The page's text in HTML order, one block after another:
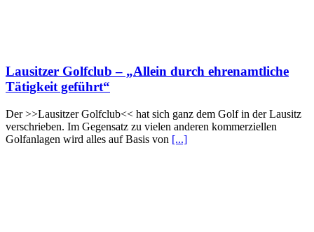
Lausitzer Golfclub – „Allein durch ehrenamtliche
Tätigkeit geführt“
Der >>Lausitzer Golfclub<< hat sich ganz dem Golf in der Lausitz
verschrieben. Im Gegensatz zu vielen anderen kommerziellen
Golfanlagen wird alles auf Basis von [...]